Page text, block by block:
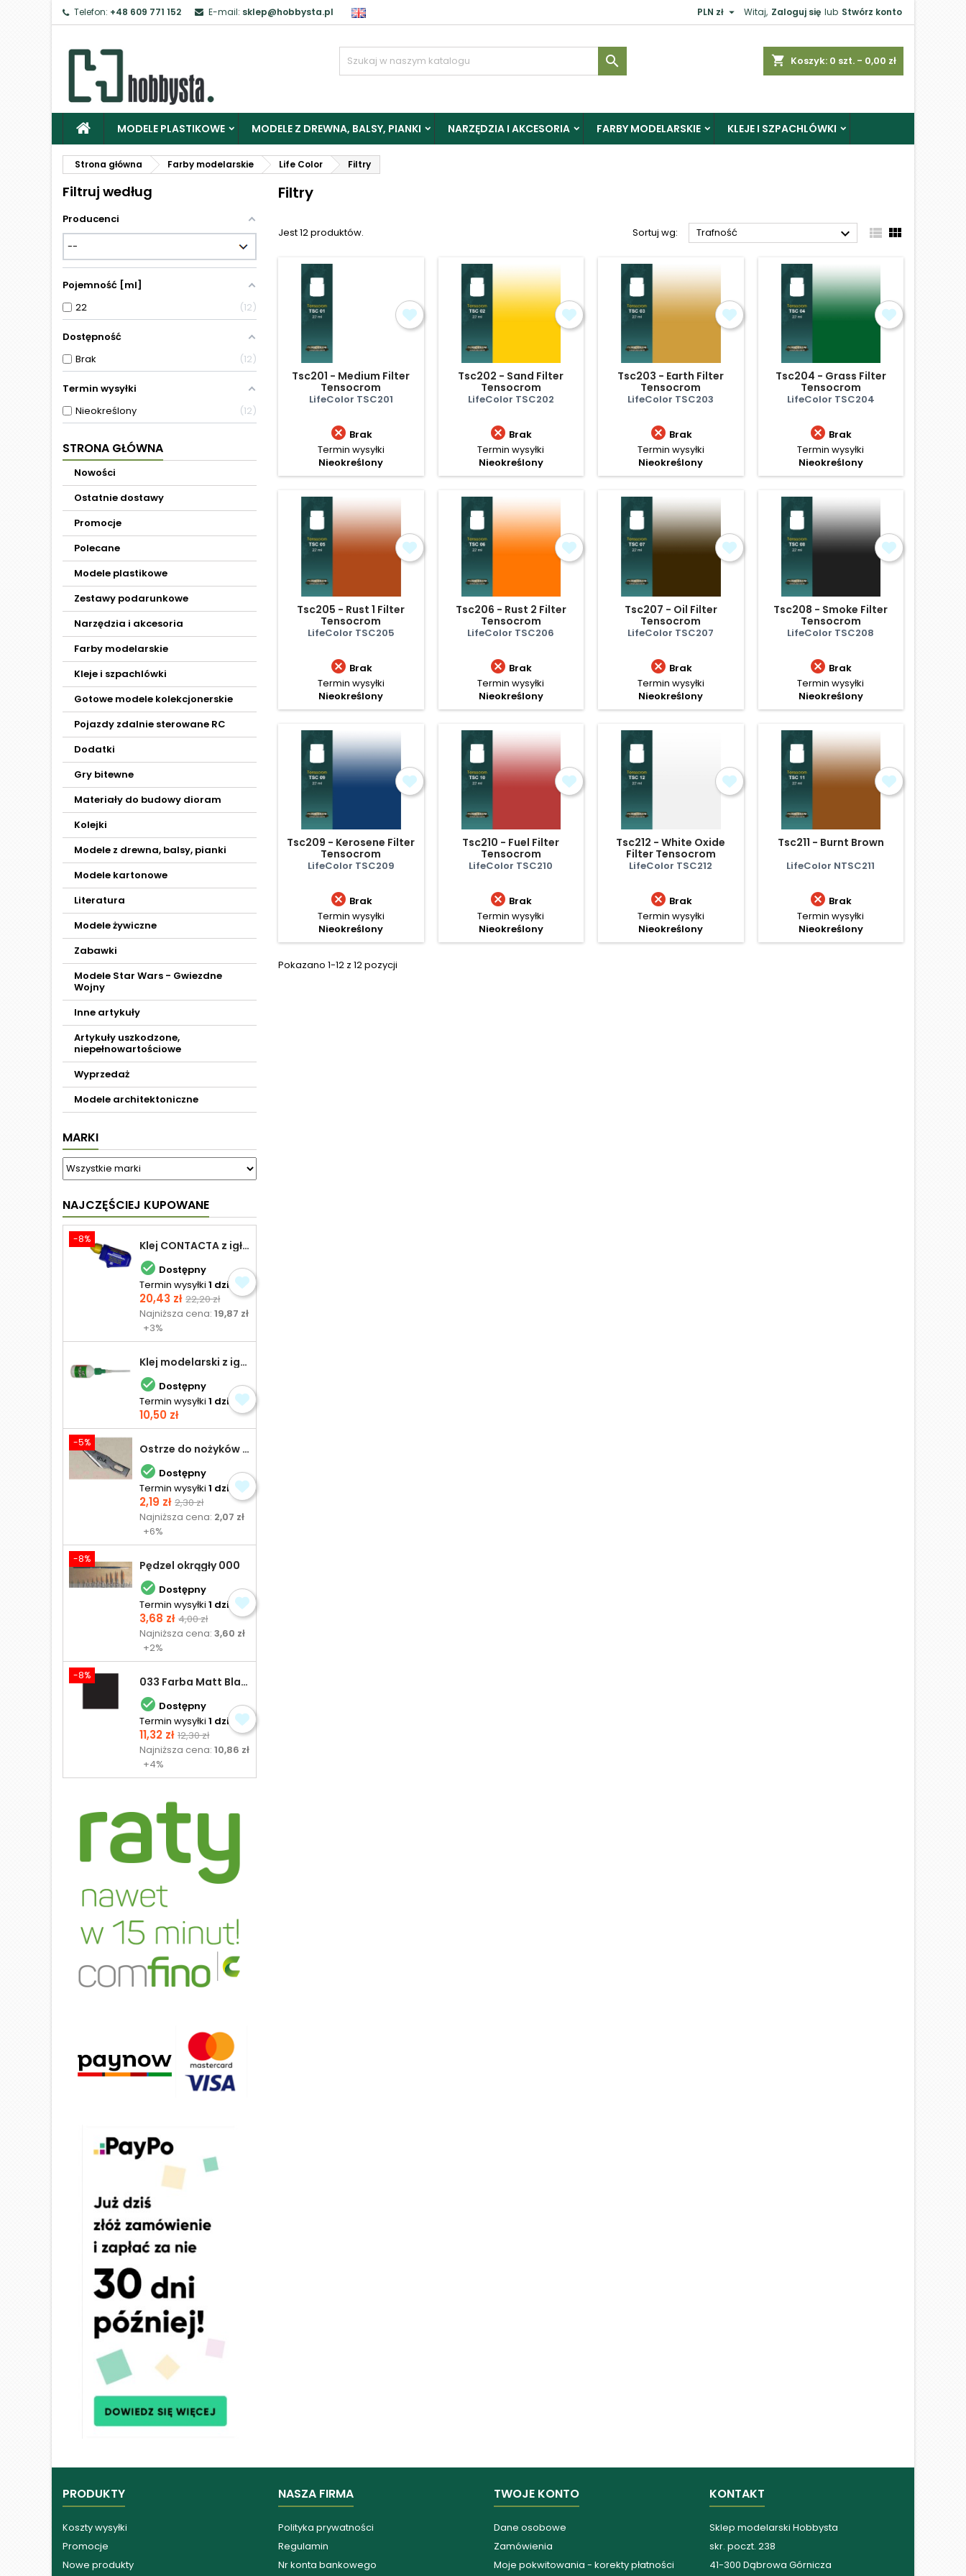
Telefon: +48 609 771 152 E-mail: sklep@hobbysta.pl Witaj, Zaloguj się lub Stwórz konto
PLN zł 
shopping_cart Koszyk: 0 szt. - 0,00 zł

MODELE PLASTIKOWE MODELE Z DREWNA, BALSY, PIANKI NARZĘDZIA I AKCESORIA FARBY MODELARSKIE KLEJE I SZPACHLÓWKI
Strona główna Farby modelarskie Life Color Filtry
Filtruj według
Producenci
Pojemność [ml]
22
12
Dostępność
Brak
12
Termin wysyłki
Nieokreślony
12
STRONA GŁÓWNA
Nowości
Ostatnie dostawy
Promocje
Polecane
Modele plastikowe
Zestawy podarunkowe
Narzędzia i akcesoria
Farby modelarskie
Kleje i szpachlówki
Gotowe modele kolekcjonerskie
Pojazdy zdalnie sterowane RC
Dodatki
Gry bitewne
Materiały do budowy dioram
Kolejki
Modele z drewna, balsy, pianki
Modele kartonowe
Literatura
Modele żywiczne
Zabawki
Modele Star Wars - Gwiezdne
Wojny
Inne artykuły
Artykuły uszkodzone,
niepełnowartościowe
Wyprzedaż
Modele architektoniczne
MARKI
NAJCZĘŚCIEJ KUPOWANE
-8% Klej CONTACTA z igłą do plastiku 25,0 g
 Dostępny
Termin wysyłki 1 dzień
Cena
20,43 zł Cena
podstawowa
22,20 zł
Najniższa cena:19,87 zł
+3%
Klej modelarski z igłą 30 ml
 Dostępny
Termin wysyłki 1 dzień
Cena
10,50 zł
-5% Ostrze do nożyków Excel
 Dostępny
Termin wysyłki 1 dzień
Cena
2,19 zł Cena
podstawowa
2,30 zł
Najniższa cena: 2,07 zł
+6%
-8% Pędzel okrągły 000
 Dostępny
Termin wysyłki 1 dzień
Cena
3,68 zł Cena
podstawowa
4,00 zł
Najniższa cena:3,60 zł
+2%
-8% 033 Farba Matt Black - olejna
 Dostępny
Termin wysyłki 1 dzień
Cena
11,32 zł Cena
podstawowa
12,30 zł
Najniższa cena:10,86 zł
+4%
Filtry
Jest 12 produktów. Sortuj wg: Trafność   
Tsc201 - Medium Filter
Tensocrom
LifeColor TSC201
 Brak
Termin wysyłki
Nieokreślony
Tsc202 - Sand Filter
Tensocrom
LifeColor TSC202
 Brak
Termin wysyłki
Nieokreślony
Tsc203 - Earth Filter
Tensocrom
LifeColor TSC203
 Brak
Termin wysyłki
Nieokreślony
Tsc204 - Grass Filter
Tensocrom
LifeColor TSC204
 Brak
Termin wysyłki
Nieokreślony
Tsc205 - Rust 1 Filter
Tensocrom
LifeColor TSC205
 Brak
Termin wysyłki
Nieokreślony
Tsc206 - Rust 2 Filter
Tensocrom
LifeColor TSC206
 Brak
Termin wysyłki
Nieokreślony
Tsc207 - Oil Filter
Tensocrom
LifeColor TSC207
 Brak
Termin wysyłki
Nieokreślony
Tsc208 - Smoke Filter
Tensocrom
LifeColor TSC208
 Brak
Termin wysyłki
Nieokreślony
Tsc209 - Kerosene Filter
Tensocrom
LifeColor TSC209
 Brak
Termin wysyłki
Nieokreślony
Tsc210 - Fuel Filter
Tensocrom
LifeColor TSC210
 Brak
Termin wysyłki
Nieokreślony
Tsc212 - White Oxide
Filter Tensocrom
LifeColor TSC212
 Brak
Termin wysyłki
Nieokreślony
Tsc211 - Burnt Brown
LifeColor NTSC211
 Brak
Termin wysyłki
Nieokreślony
Pokazano 1-12 z 12 pozycji
PRODUKTY
Koszty wysyłki
Promocje
Nowe produkty
NASZA FIRMA
Polityka prywatności
Regulamin
Nr konta bankowego
TWOJE KONTO
Dane osobowe
Zamówienia
Moje pokwitowania - korekty płatności
KONTAKT
Sklep modelarski Hobbysta
skr. poczt. 238
41-300 Dąbrowa Górnicza
Zaloguj
Aby zapisać produkty do Schowka, musisz się zalogować.
Anuluj Zaloguj